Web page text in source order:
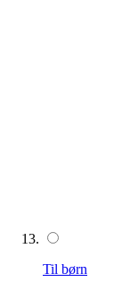
Til børn